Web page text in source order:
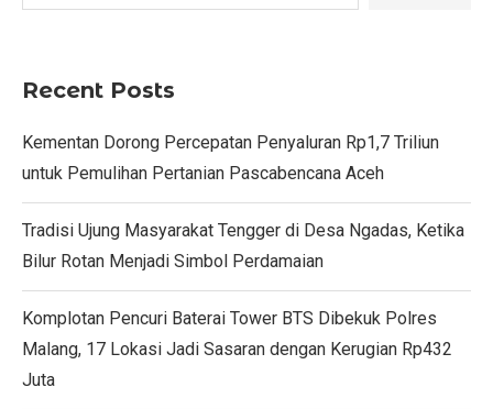
Recent Posts
Kementan Dorong Percepatan Penyaluran Rp1,7 Triliun
untuk Pemulihan Pertanian Pascabencana Aceh
Tradisi Ujung Masyarakat Tengger di Desa Ngadas, Ketika
Bilur Rotan Menjadi Simbol Perdamaian
Komplotan Pencuri Baterai Tower BTS Dibekuk Polres
Malang, 17 Lokasi Jadi Sasaran dengan Kerugian Rp432
Juta